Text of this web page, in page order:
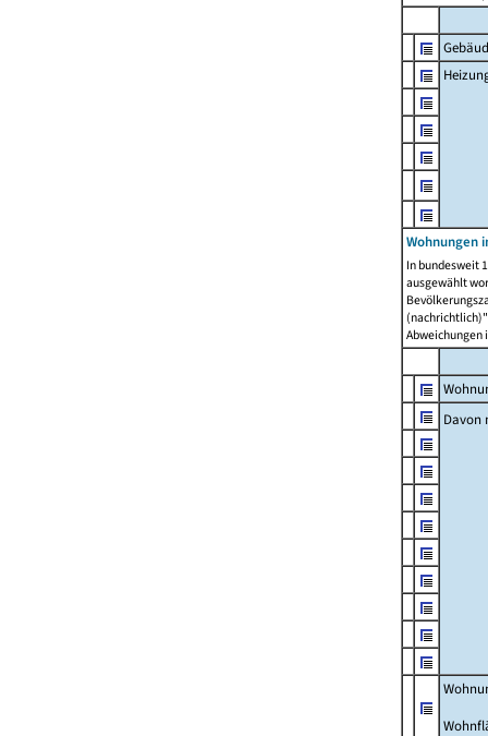
Wohnungen
In bundesweit
ausgewählt
Abweichungen
Davon